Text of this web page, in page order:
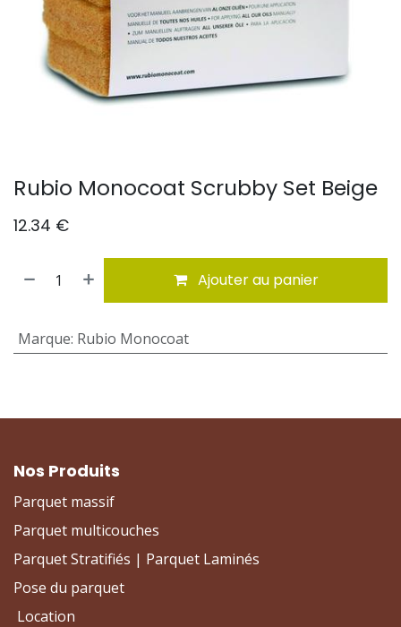
Rubio Monocoat Scrubby Set Beige
12.34 €
Ajouter au panier
Marque: Rubio Monocoat
Nos Produits
Parquet massif
Parquet multicouches
Parquet Stratifiés | Parquet Laminés
Pose du parquet
Location